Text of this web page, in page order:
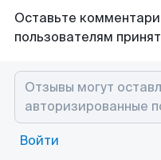
Оставьте
пользователям
Войти